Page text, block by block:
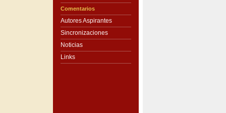
Comentarios
Autores Aspirantes
Sincronizaciones
Noticias
Links